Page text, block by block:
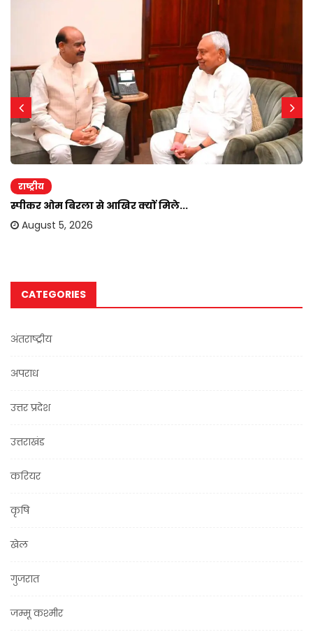
राष्ट्रीय
स्पीकर ओम बिरला से आखिर क्यों मिले...
August 5, 2026
CATEGORIES
अंतराष्ट्रीय
अपराध
उत्तर प्रदेश
उत्तराखंड
करियर
कृषि
खेल
गुजरात
जम्मू कश्मीर